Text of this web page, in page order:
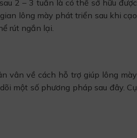
2 – 3 tuần là có thể sở hữu được
lông mày phát triển sau khi cạo
rút ngắn lại.
vân về cách hỗ trợ giúp lông mày
một số phương pháp sau đây. Cụ